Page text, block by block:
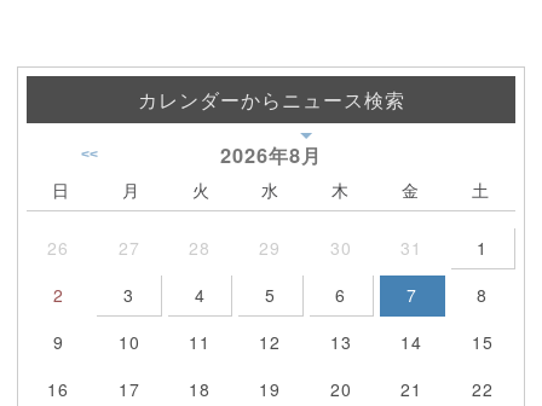
カレンダーからニュース検索
2026年8月
<<
日 月 火 水 木 金 土
26 27 28 29 30 31
1
2
3 4 5 6 7
8
9
10 11 12 13 14
15
16
17 18 19 20 21 22